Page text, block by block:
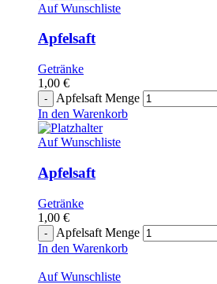
Auf Wunschliste
Apfelsaft
Getränke
1,00 €
Apfelsaft Menge
In den Warenkorb
Auf Wunschliste
Apfelsaft
Getränke
1,00 €
Apfelsaft Menge
In den Warenkorb
Auf Wunschliste